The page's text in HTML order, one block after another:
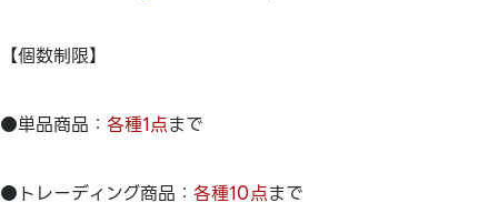
【個数制限】
●単品商品： 各種1点まで
●トレーディング商品： 各種10点まで